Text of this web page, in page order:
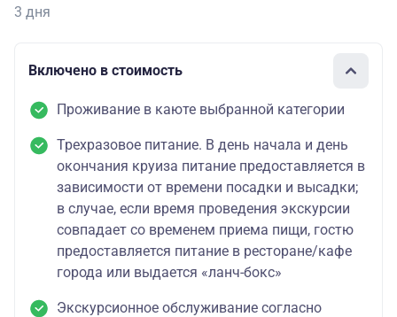
3 дня
Включено в стоимость
Проживание в каюте выбранной категории
Трехразовое питание. В день начала и день
окончания круиза питание предоставляется в
зависимости от времени посадки и высадки;
в случае, если время проведения экскурсии
совпадает со временем приема пищи, гостю
предоставляется питание в ресторане/кафе
города или выдается «ланч-бокс»
Экскурсионное обслуживание согласно